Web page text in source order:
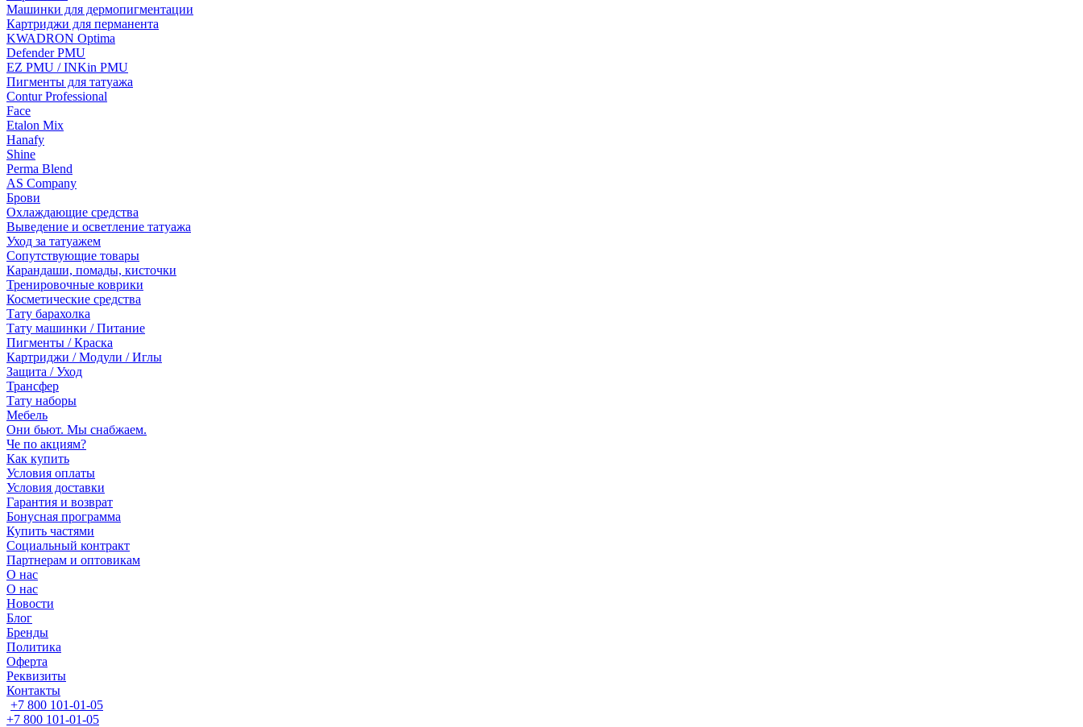
Машинки для дермопигментации
Картриджи для перманента
KWADRON Optima
Defender PMU
EZ PMU / INKin PMU
Пигменты для татуажа
Contur Professional
Face
Etalon Mix
Hanafy
Shine
Perma Blend
AS Company
Брови
Охлаждающие средства
Выведение и осветление татуажа
Уход за татуажем
Сопутствующие товары
Карандаши, помады, кисточки
Тренировочные коврики
Косметические средства
Тату барахолка
Тату машинки / Питание
Пигменты / Краска
Картриджи / Модули / Иглы
Защита / Уход
Трансфер
Тату наборы
Мебель
Они бьют. Мы снабжаем.
Че по акциям?
Как купить
Условия оплаты
Условия доставки
Гарантия и возврат
Бонусная программа
Купить частями
Социальный контракт
Партнерам и оптовикам
О нас
О нас
Новости
Блог
Бренды
Политика
Оферта
Реквизиты
Контакты
+7 800 101-01-05
+7 800 101-01-05